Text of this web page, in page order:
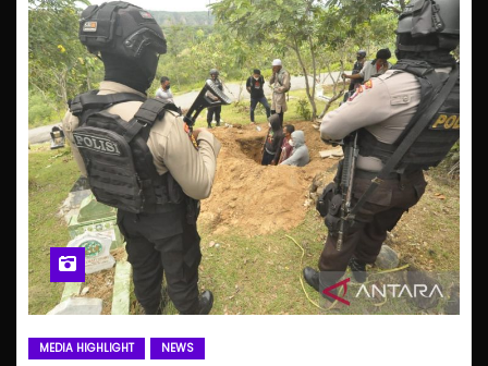
MEDIA HIGHLIGHT NEWS